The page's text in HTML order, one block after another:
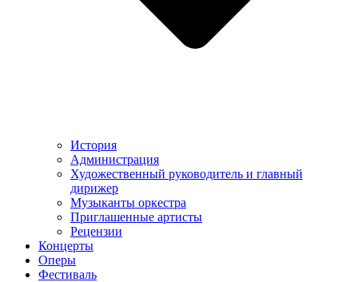
История
Администрация
Художественный руководитель и главный
дирижер
Музыканты оркестра
Приглашенные артисты
Рецензии
Концерты
Оперы
Фестиваль